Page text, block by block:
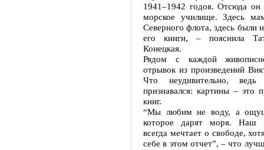
1941–1942 годов. Отсюда
морское училище. Здесь
Северного флота, здесь были
его книги, – пояснила
Конецкая.
Рядом с каждой
отрывок из произведений
Что неудивительно, ведь
признавался: картины – это
книг.
“Мы любим не воду, а
которое дарят моря. Наш
всегда мечтает о свободе,
себе в этом отчет”, – что